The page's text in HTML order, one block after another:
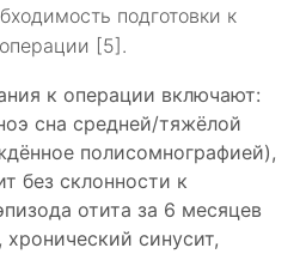
подготовки к
[5].
к операции включают:
сна средней/тяжёлой
полисомнографией),
без склонности к
отита за 6 месяцев
синусит,